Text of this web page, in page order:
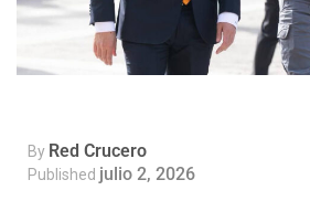
By Red Crucero
Published julio 2, 2026